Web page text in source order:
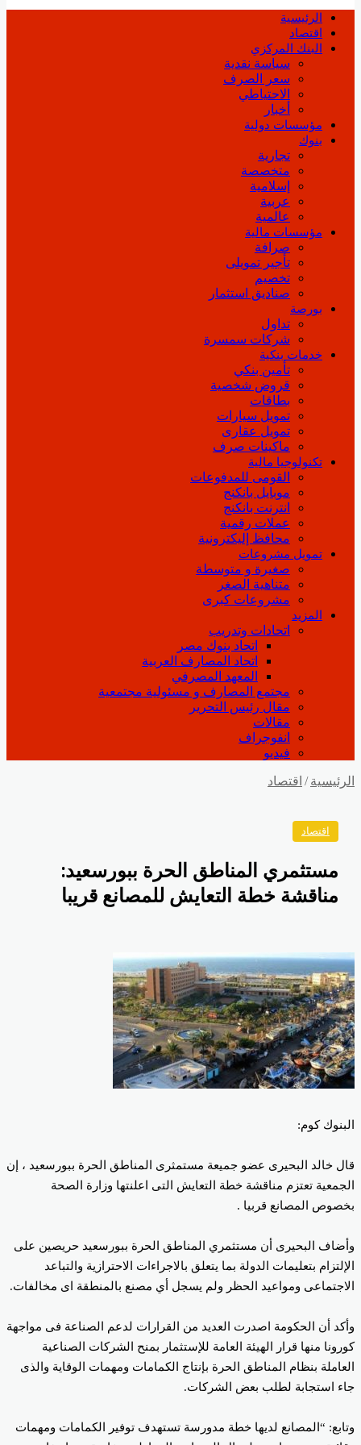
الرئيسية
اقتصاد
البنك المركزي
سياسة نقدية
سعر الصرف
الاحتياطي
أخبار
مؤسسات دولية
بنوك
تجارية
متخصصة
إسلامية
عربية
عالمية
مؤسسات مالية
صرافة
تأجير تمويلى
تخصيم
صناديق استثمار
بورصة
تداول
شركات سمسرة
خدمات بنكية
تأمين بنكي
قروض شخصية
بطاقات
تمويل سيارات
تمويل عقارى
ماكينات صرف
تكنولوجيا مالية
القومى للمدفوعات
موبايل بانكنج
انترنت بانكنج
عملات رقمية
محافظ إليكترونية
تمويل مشروعات
صغيرة و متوسطة
متناهية الصغر
مشروعات كبرى
المزيد
اتحادات وتدريب
اتحاد بنوك مصر
اتحاد المصارف العربية
المعهد المصرفي
مجتمع المصارف و مسئولية مجتمعية
مقال رئيس التحرير
مقالات
انفوجراف
فيديو
/اقتصاد
اقتصاد
مستثمري المناطق الحرة ببورسعيد:
مناقشة خطة التعايش للمصانع قريبا
كوم:
خالد البحيرى عضو جميعة مستمثرى المناطق الحرة ببورسعيد ، إن
تعتزم مناقشة خطة التعايش التى اعلنتها وزارة الصحة
المصانع قربيا .
البحيرى أن مستثمري المناطق الحرة ببورسعيد حريصين على
بتعليمات الدولة بما يتعلق بالاجراءات الاحترازية والتباعد
ومواعيد الحظر ولم يسجل أي مصنع بالمنطقة اى مخالفات.
أن الحكومة اصدرت العديد من القرارات لدعم الصناعة فى مواجهة
منها قرار الهيئة العامة للإستثمار بمنح الشركات الصناعية
بنظام المناطق الحرة بإنتاج الكمامات ومهمات الوقاية والذى
استجابة لطلب بعض الشركات.
“المصانع لديها خطة مدورسة تستهدف توفير الكمامات ومهمات